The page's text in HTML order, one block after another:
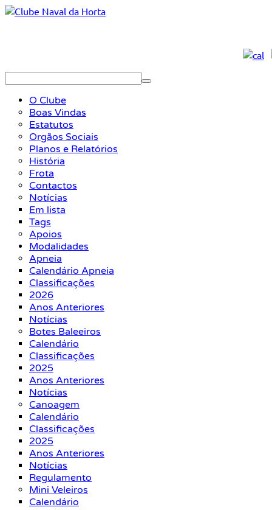
O Clube
Boas Vindas
Estatutos
Orgãos Sociais
Planos e Relatórios
História
Frota
Contactos
Notícias
Em lista
Tags
Apoios
Modalidades
Apneia
Calendário Apneia
Classificações
2026
Anos Anteriores
Notícias
Botes Baleeiros
Calendário
Classificações
2025
Anos Anteriores
Notícias
Canoagem
Calendário
Classificações
2025
Anos Anteriores
Notícias
Regulamento
Mini Veleiros
Calendário